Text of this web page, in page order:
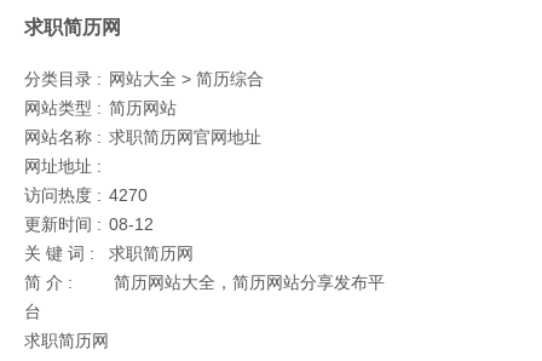
求职简历网
分类目录 : 网站大全 > 简历综合
网站类型 : 简历网站
网站名称 : 求职简历网官网地址
网址地址 :
访问热度 : 4270
更新时间 : 08-12
关 键 词 :
求职简历网
简 介 :
简历网站大全，简历网站分享发布平
台
求职简历网